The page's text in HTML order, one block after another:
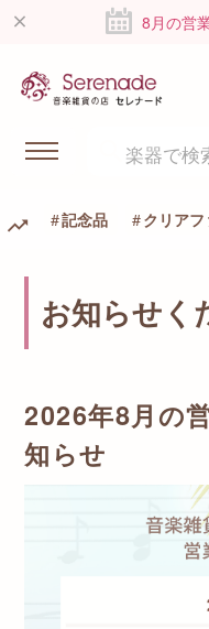
8月の営
記念品 クリア
お知らせく
2026年8月の
知らせ